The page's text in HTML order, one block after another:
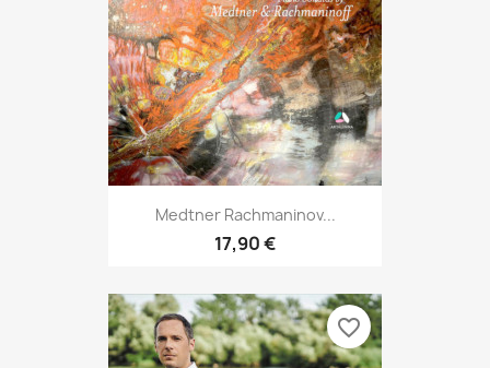
Medtner Rachmaninov...
17,90 €
favorite_border